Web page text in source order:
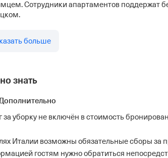
Сотрудники апартаментов поддержат
больше
знать
за уборку не включён в стоимость
Италии возможны обязательные сборы за
гостям нужно обратиться